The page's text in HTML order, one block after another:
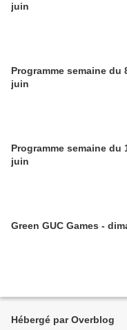
juin
Programme semaine du
juin
Programme semaine du
juin
Green GUC Games -
Hébergé par Overblog